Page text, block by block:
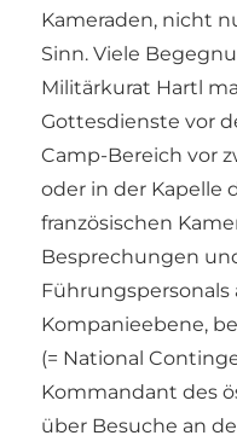
Kameraden, nicht
Sinn. Viele
Militärkurat Hartl
Gottesdienste vor
Camp-Bereich vor
oder in der Kapelle
französischen
Besprechungen
Führungspersonals
Kompanieebene,
(= National
Kommandant des
über Besuche an